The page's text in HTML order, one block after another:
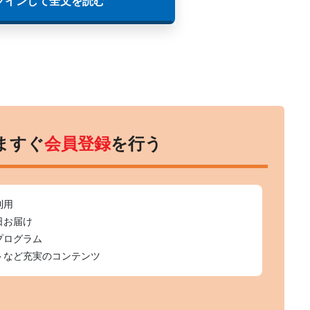
すぐ会員登録を行う
用
お届け
グラム
ど充実のコンテンツ